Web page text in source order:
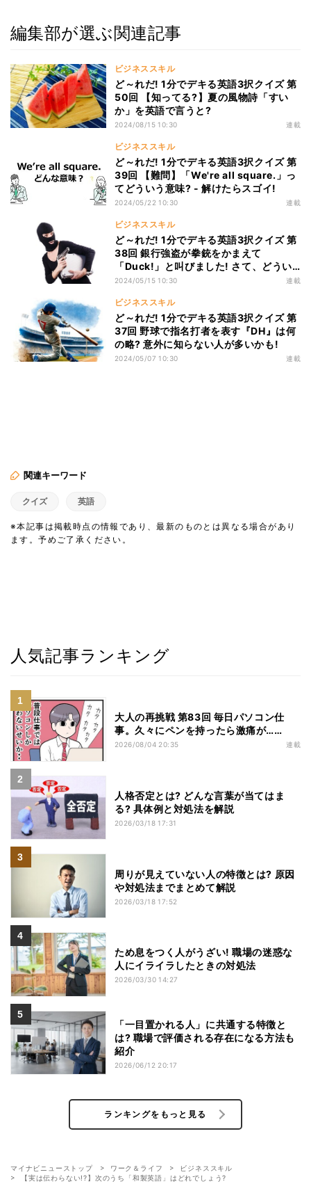
編集部が選ぶ関連記事
ビジネススキル
ど～れだ! 1分でデキる英語3択クイズ 第
50回 【知ってる?】夏の風物詩「すい
か」を英語で言うと?
2024/08/15 10:30 連載
ビジネススキル
ど～れだ! 1分でデキる英語3択クイズ 第
39回 【難問】「We're all square.」っ
てどういう意味? - 解けたらスゴイ!
2024/05/22 10:30 連載
ビジネススキル
ど～れだ! 1分でデキる英語3択クイズ 第
38回 銀行強盗が拳銃をかまえて
「Duck!」と叫びました! さて、どうい
う意味でしょう?
2024/05/15 10:30 連載
ビジネススキル
ど～れだ! 1分でデキる英語3択クイズ 第
37回 野球で指名打者を表す『DH』は何
の略? 意外に知らない人が多いかも!
2024/05/07 10:30 連載
関連キーワード
クイズ 英語
※本記事は掲載時点の情報であり、最新のものとは異なる場合があり
ます。予めご了承ください。
人気記事ランキング
大人の再挑戦 第83回 毎日パソコン仕
事。久々にペンを持ったら激痛が……
2026/08/04 20:35 連載
人格否定とは? どんな言葉が当てはま
る? 具体例と対処法を解説
2026/03/18 17:31
周りが見えていない人の特徴とは? 原因
や対処法までまとめて解説
2026/03/18 17:52
ため息をつく人がうざい! 職場の迷惑な
人にイライラしたときの対処法
2026/03/30 14:27
「一目置かれる人」に共通する特徴と
は? 職場で評価される存在になる方法も
紹介
2026/06/12 20:17
ランキングをもっと見る
マイナビニューストップ ワーク＆ライフ
ビジネススキル
【実は伝わらない!?】次のうち「和製英語」はどれでしょう?